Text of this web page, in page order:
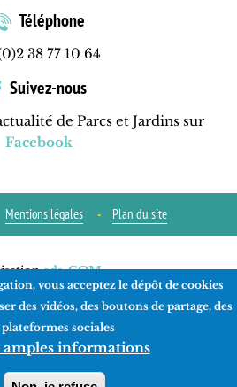
Téléphone
38 77 10 64
Suivez-nous
de Parcs et Jardins sur
Facebook
Mentions légales Plan du site
ads-COM
vous acceptez le dépôt de cookies
des vidéos, des boutons de partage, des
sociales
amples informations